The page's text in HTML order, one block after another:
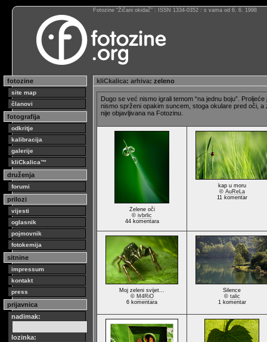
Fotozine “Žičani okidač” : ISSN 1334-0352 : s vama od 6. 6. 1998
fotozine
site map
članovi
fotografija
odkritje
kalibracija
galerije
kliCkalica™
druženja
forumi
prilozi
vijesti
oglasnik
pojmovnik
fotokemija
sitnine
impressum
kontakt
press
prijavnica
nadimak:
lozinka:
kliCkalica: arhiva: zeleno
Dugo se već nismo igrali temom “na jednu boju”.
nismo sprženi opakim suncem, stoga okulare pred oči,
nije objavljivana na Fotozinu.
Zelene oči
© ivbrlic
44 komentara
kap u moru
© AuReLa
11 komentar
Moj zeleni svijet...
© M4RiO
6 komentara
Silence
© talic
1 komentar